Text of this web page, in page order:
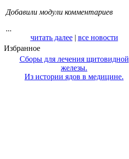
Добавили модули комментариев
...
читать далее| все новости
Избранное
Сборы для лечения щитовидной
железы.
Из истории ядов в медицине.